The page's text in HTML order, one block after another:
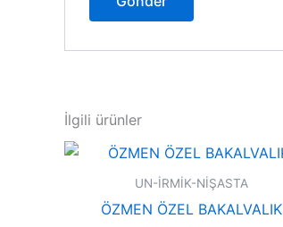
İlgili ürünler
UN-İRMİK-NİŞASTA
ÖZMEN ÖZEL BAKALVALIK
Fiyat
₺1,00
₺2,00
Bu